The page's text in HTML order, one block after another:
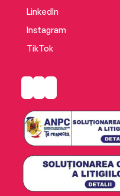
LinkedIn
Instagram
TikTok